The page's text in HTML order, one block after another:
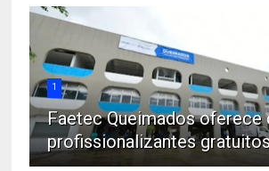
1
Faetec Queimados oferece
profissionalizantes